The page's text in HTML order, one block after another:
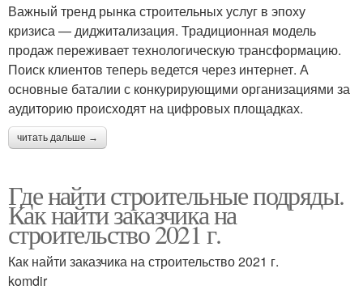
Важный тренд рынка строительных услуг в эпоху
кризиса — диджитализация. Традиционная модель
продаж переживает технологическую трансформацию.
Поиск клиентов теперь ведется через интернет. А
основные баталии с конкурирующими организациями за
аудиторию происходят на цифровых площадках.
читать дальше →
Где найти строительные подряды.
Как найти заказчика на
строительство 2021 г.
Как найти заказчика на строительство 2021 г.
komdir